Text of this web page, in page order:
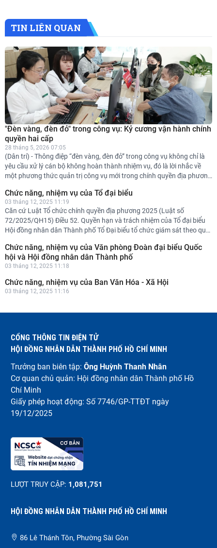
TIN LIÊN QUAN
"Đèn vàng, đèn đỏ" trong công vụ: Kỷ cương vận hành chính
quyền hai cấp
28 tháng 5, 2026 07:05
(Dân trí) - Thông điệp “đèn vàng, đèn đỏ” trong công vụ không chỉ là
yêu cầu xử lý cán bộ không hoàn thành nhiệm vụ, đó là lời nhắc về
một phương thức quản trị công vụ mới trong chính quyền địa phương
Chức năng, nhiệm vụ của Tổ đại biểu
03 tháng 12, 2025 11:19
Căn cứ Luật Tổ chức chính quyền địa phương 2025 (Luật số
72/2025/QH15) Điều 52. Quyền hạn và trách nhiệm của Tổ đại biểu
Hội đồng nhân dân Thành phố Tổ Đại biểu tổ chức giám sát theo quy
Luật Hoạt động giám sát của Quốc hội và Hội đồng nhân dân và các
văn bản hướng dẫn thi hành. Điều 74. Giám sát của Tổ đại biểu Hội
đồng nhân dân (Luật Hoạt động giám sát của Quốc hội và Hội đồng
nhân dân số 87/2015/QH13): Tổ đại biểu HĐND ...
Chức năng, nhiệm vụ của Văn phòng Đoàn đại biểu Quốc
hội và Hội đồng nhân dân Thành phố
03 tháng 12, 2025 11:18
Chức năng, nhiệm vụ của Ban Văn Hóa - Xã Hội
03 tháng 12, 2025 11:16
CỔNG THÔNG TIN ĐIỆN TỬ
HỘI ĐỒNG NHÂN DÂN THÀNH PHỐ HỒ CHÍ MINH
Trưởng ban biên tập: Ông Huỳnh Thanh Nhân
Cơ quan chủ quản: Hội đồng nhân dân Thành phố Hồ
Chí Minh
Giấy phép hoạt động: Số 7746/GP-TTĐT ngày
19/12/2025
LƯỢT TRUY CẬP: 1,081,751
HỘI ĐỒNG NHÂN DÂN THÀNH PHỐ HỒ CHÍ MINH
86 Lê Thánh Tôn, Phường Sài Gòn